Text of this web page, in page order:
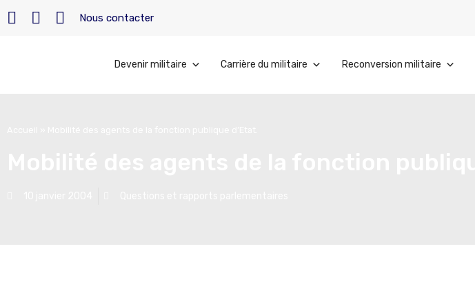
Nous contacter
Devenir militaire Carrière du militaire Reconversion militaire